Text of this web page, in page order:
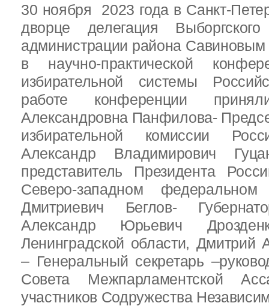
30 ноября 2023 года в Санкт-
дворце делегация
администрации района Савиновым
в научно-практической
избирательной системы
работе конференции
Александровна Панфилова-
избирательной комиссии
Александр Владимирович
представитель Президента
Северо-западном федеральном
Дмитриевич Беглов-
Александр Юрьевич
Ленинградской области, Дмитрий
– Генеральный секретарь
Совета Межпарламентской
участников Содружества